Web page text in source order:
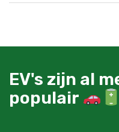
EV's zijn al
populair